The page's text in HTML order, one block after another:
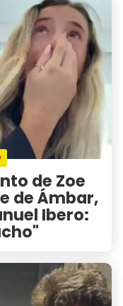
de Zoe
de Ámbar,
Ibero: